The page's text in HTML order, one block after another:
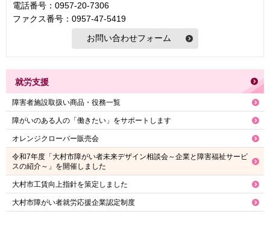
電話番号：0957-20-7306
ファクス番号：0957-47-5419
就労支援
障害者施設取扱い商品・役務一覧
障がいのある人の「働きたい」をサポートします
オレンジクローバー販売会
令和7年度「大村市障がい者未来デザイン相談会～企業と障害福祉サービ
スの紹介～」を開催しました
大村市工賃向上指針を策定しました
大村市障がい者就労応援企業認定制度